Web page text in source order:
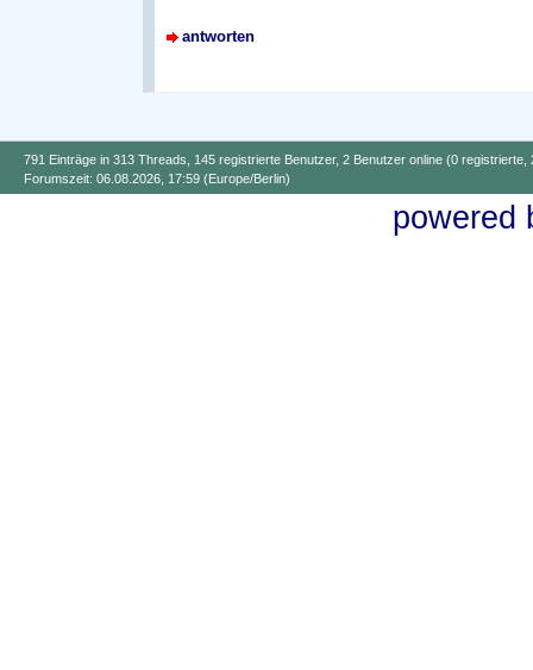
antworten
791 Einträge in 313 Threads, 145 registrierte Benutzer, 2 Benutzer online (0 registrierte,
Forumszeit: 06.08.2026, 17:59 (Europe/Berlin)
powered